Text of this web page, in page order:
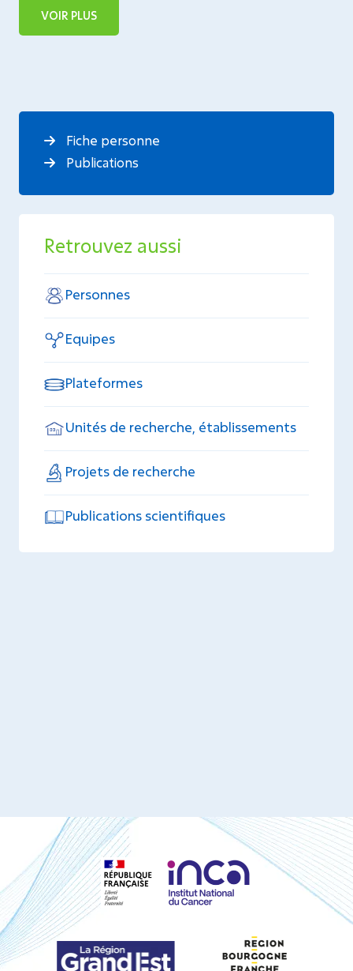
VOIR PLUS
Fiche personne
Publications
Retrouvez aussi
Personnes
Equipes
Plateformes
Unités de recherche, établissements
Projets de recherche
Publications scientifiques